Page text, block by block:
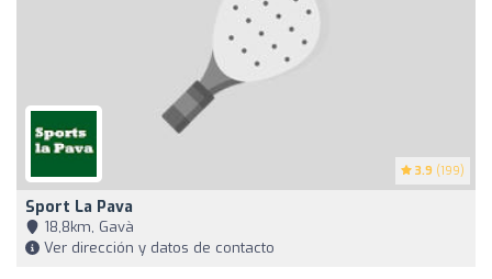
3.9 (199)
Sport La Pava
18,8km, Gavà
Ver dirección y datos de contacto